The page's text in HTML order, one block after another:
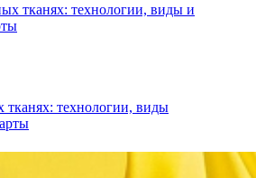
тканях: технологии, виды